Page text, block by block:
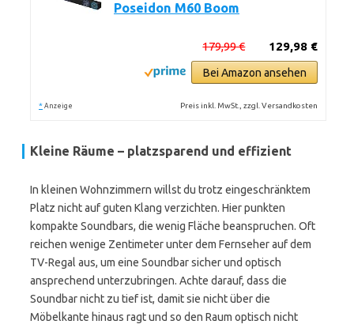
Poseidon M60 Boom
129,98 €
179,99 €
Bei Amazon ansehen
* Anzeige Preis inkl. MwSt., zzgl. Versandkosten
Kleine Räume – platzsparend und effizient
In kleinen Wohnzimmern willst du trotz eingeschränktem
Platz nicht auf guten Klang verzichten. Hier punkten
kompakte Soundbars, die wenig Fläche beanspruchen. Oft
reichen wenige Zentimeter unter dem Fernseher auf dem
TV-Regal aus, um eine Soundbar sicher und optisch
ansprechend unterzubringen. Achte darauf, dass die
Soundbar nicht zu tief ist, damit sie nicht über die
Möbelkante hinaus ragt und so den Raum optisch nicht